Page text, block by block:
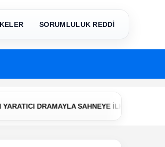
SORUMLULUK REDDİ
SAHNEYE İLK ADIM • Çerkezköy